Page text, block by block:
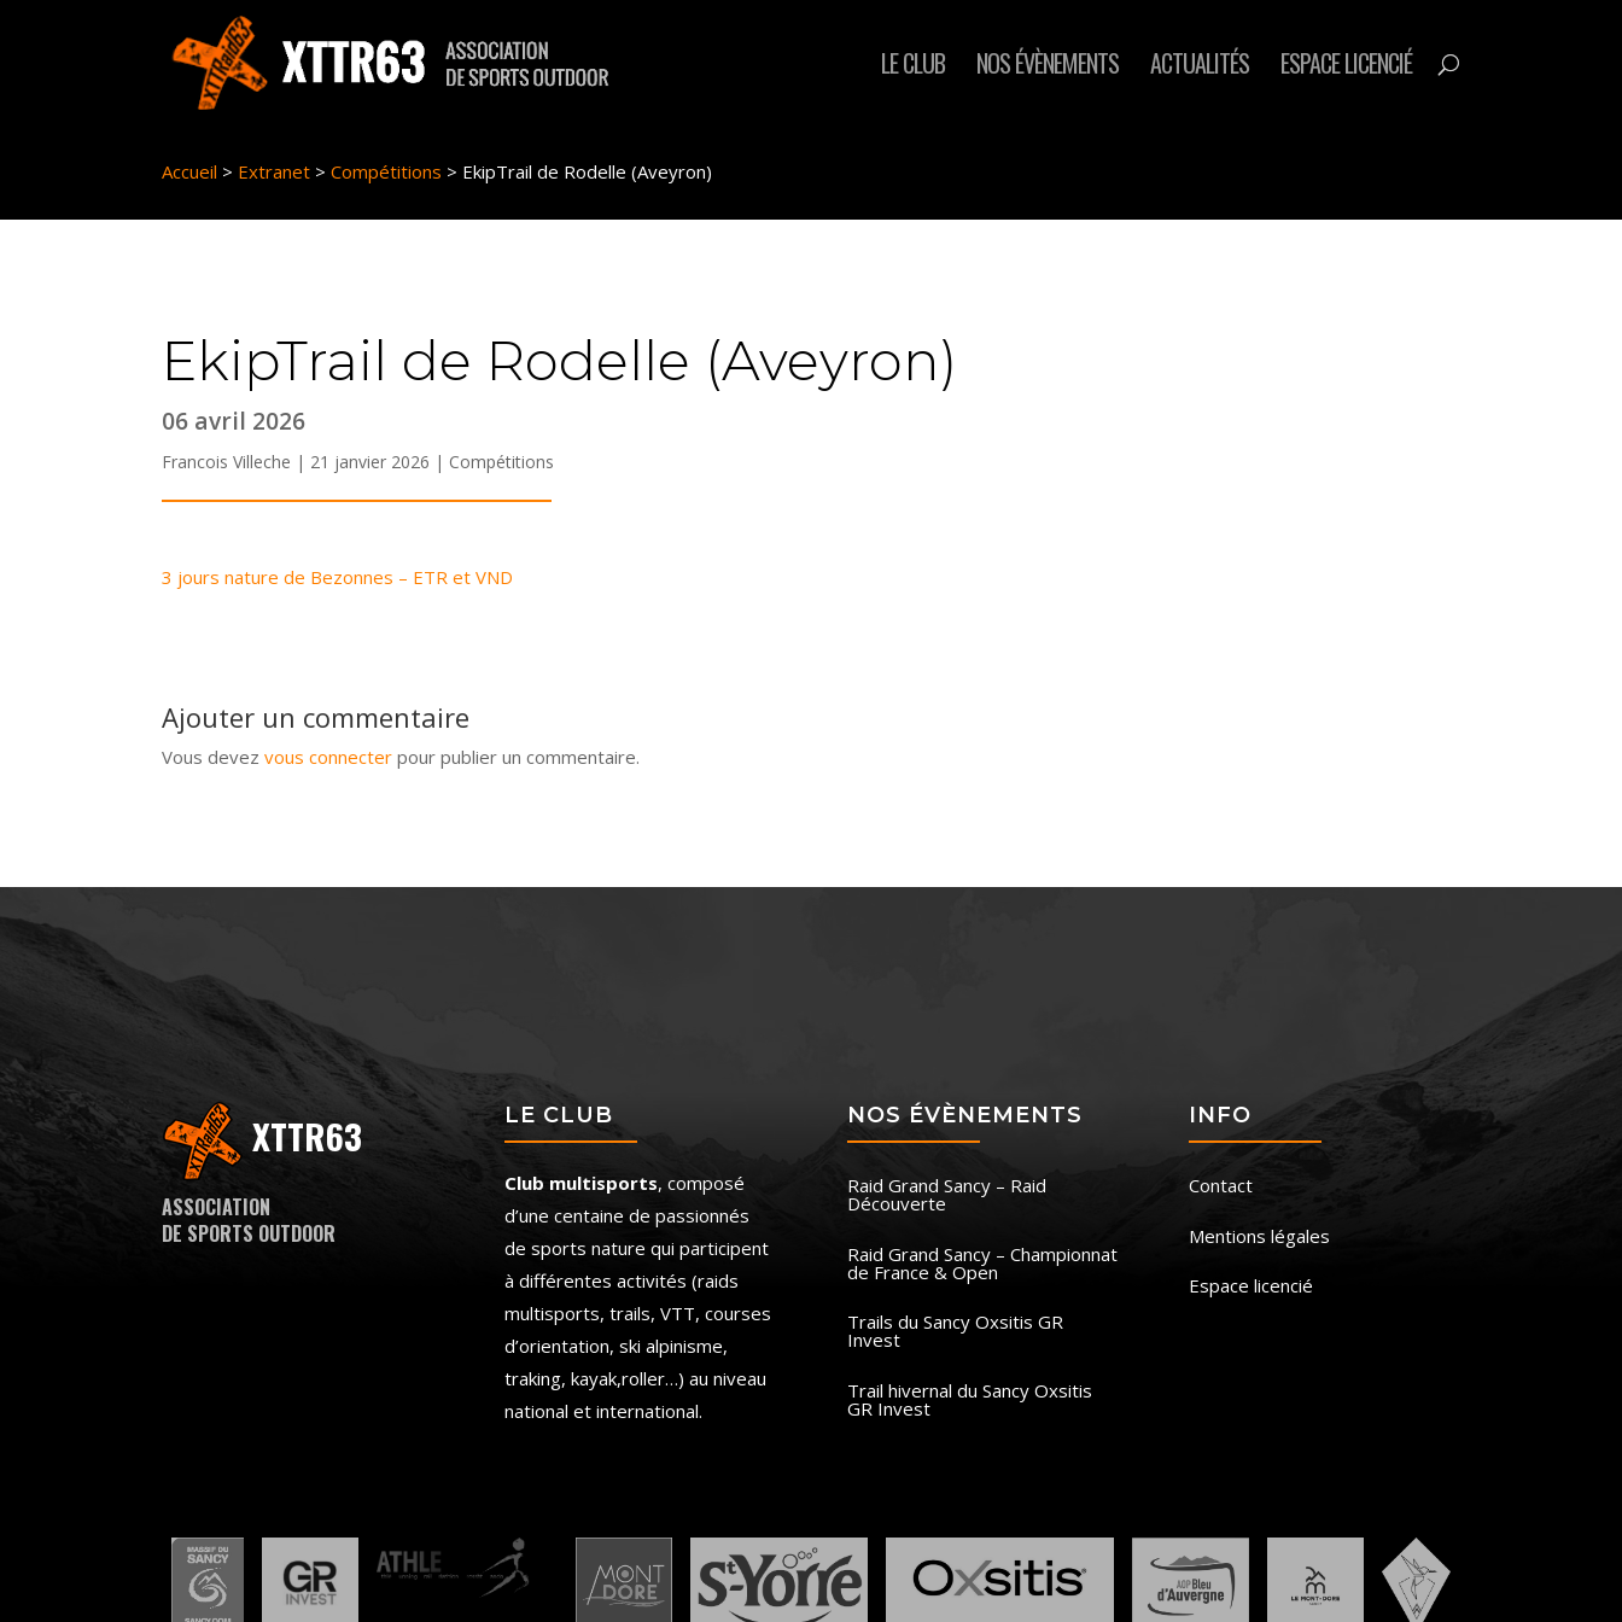
LE CLUB NOS ÉVÈNEMENTS ACTUALITÉS ESPACE LICENCIÉ
Accueil > Extranet >Compétitions > EkipTrail de Rodelle (Aveyron)
EkipTrail de Rodelle (Aveyron)
06 avril 2026
Francois Villeche | 21 janvier 2026 | Compétitions
3 jours nature de Bezonnes – ETR et VND
Ajouter un commentaire
Vous devezvous connecter pour publier un commentaire.
XTTR63
ASSOCIATION
DE SPORTS OUTDOOR
LE CLUB
Club multisports, composé
d’une centaine de passionnés
de sports nature qui participent
à différentes activités (raids
multisports, trails, VTT, courses
d’orientation, ski alpinisme,
traking, kayak,roller…) au niveau
national et international.
NOS ÉVÈNEMENTS
Raid Grand Sancy – Raid
Découverte
Raid Grand Sancy – Championnat
de France & Open
Trails du Sancy Oxsitis GR
Invest
Trail hivernal du Sancy Oxsitis
GR Invest
INFO
Contact
Mentions légales
Espace licencié
Panneau de gestion des cookies